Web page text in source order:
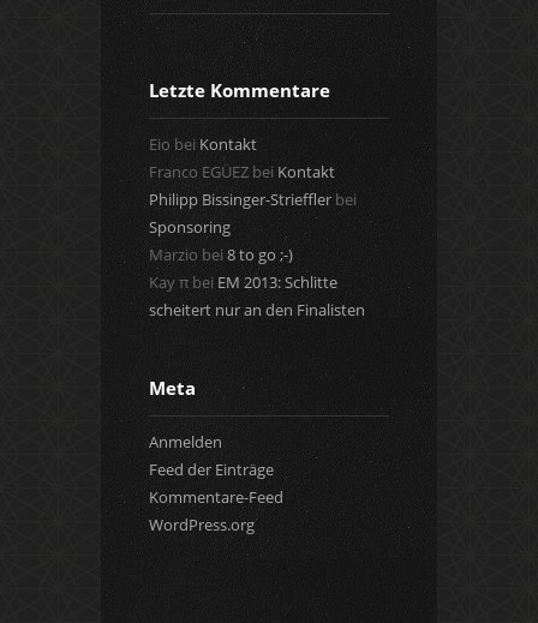
Letzte Kommentare
Eio bei Kontakt
Franco EGÜEZ bei Kontakt
Philipp Bissinger-Strieffler bei
Sponsoring
Marzio bei8 to go ;-)
Kay π bei EM 2013: Schlitte
scheitert nur an den Finalisten
Meta
Anmelden
Feed der Einträge
Kommentare-Feed
WordPress.org